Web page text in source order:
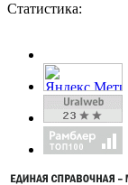
Статистика: